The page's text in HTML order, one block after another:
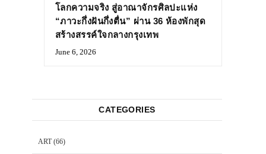
โลกความจริง สู่อาณาจักรศิลปะแห่ง
“ภาวะกึ่งฝันกึ่งตื่น” ผ่าน 36 ห้องพักสุด
สร้างสรรค์ใจกลางกรุงเทพ
June 6, 2026
CATEGORIES
ART(66)